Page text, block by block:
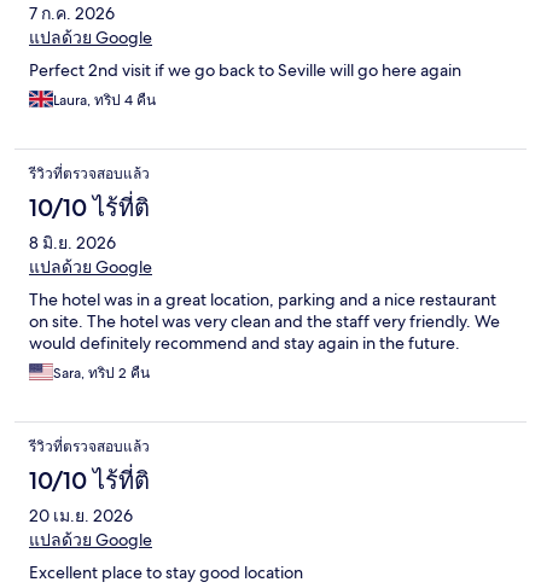
7 ก.ค. 2026
แปลด้วย Google
Perfect 2nd visit if we go back to Seville will go here again
Laura, ทริป 4 คืน
รีวิวที่ตรวจสอบแล้ว
10/10 ไร้ที่ติ
8 มิ.ย. 2026
แปลด้วย Google
The hotel was in a great location, parking and a nice restaurant
on site. The hotel was very clean and the staff very friendly. We
would definitely recommend and stay again in the future.
Sara, ทริป 2 คืน
รีวิวที่ตรวจสอบแล้ว
10/10 ไร้ที่ติ
20 เม.ย. 2026
แปลด้วย Google
Excellent place to stay good location